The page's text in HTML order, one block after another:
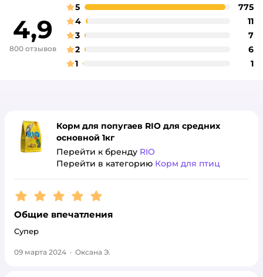
4,9
800 отзывов
оценка
5 775
оценка
4 11
оценка
3 7
оценка
2 6
оценка
1 1
Корм для попугаев RIO для средних
основной 1кг
Перейти к бренду RIO
Перейти в категорию Корм для птиц
Рейтинг:5
Общие впечатления
Супер
09 марта 2024 · Оксана Э.